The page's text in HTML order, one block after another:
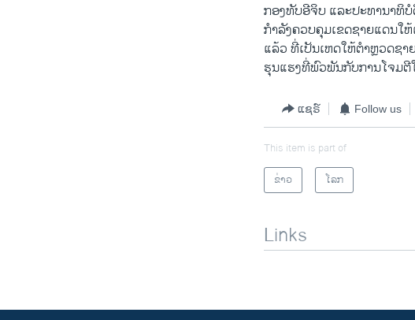
ກອງທັບ​ອີ​ຈິບ ​ແລະປະທານ​າທິ
ກໍາລັງ​ຄວບ​ຄຸມ​ເຂດຊາຍ​ແດນໃ
ແລ້ວ ທີ່ເປັນ​ເຫດ​ໃຫ້​ຕຳຫຼວດຊ
ຮຸນ​ແຮງທີ່​ພົວພັນ​ກັບການ​ໂຈ​ມຕີ
ແຊຣ໌ Follow us
This item is part of
ຂ່າວ
ໂລກ
Links